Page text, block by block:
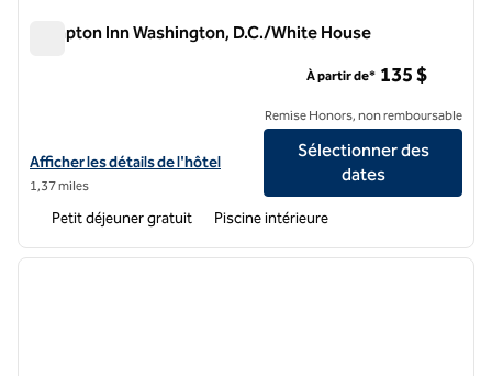
Hampton Inn Washington, D.C./White House
Afficher les détails de l'hôtel Hampton Inn Washington, D.C./White
Afficher les détails de l'hôtel
1,37 miles
À partir de* 135 $
Remise Honors, non remboursable
Sélectionner des
dates
Petit déjeuner gratuit Piscine intérieure
1 sur 12